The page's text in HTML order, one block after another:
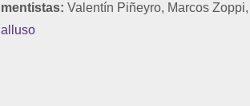
Valentín Piñeyro, Marcos Zoppi,